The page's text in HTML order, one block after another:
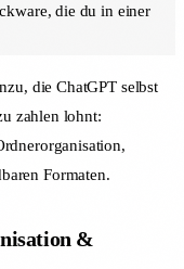
die du in einer
die ChatGPT selbst
zahlen lohnt:
Formaten.
&